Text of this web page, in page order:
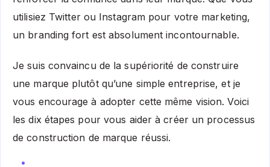
utilisiez Twitter ou Instagram pour votre marketing,
un branding fort est absolument incontournable.
Je suis convaincu de la supériorité de construire
une marque plutôt qu’une simple entreprise, et je
vous encourage à adopter cette même vision. Voici
les dix étapes pour vous aider à créer un processus
de construction de marque réussi.